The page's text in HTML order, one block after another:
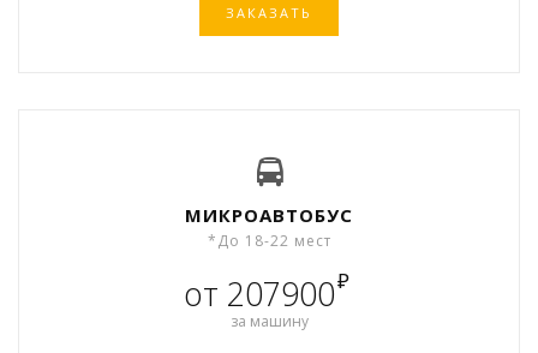
ЗАКАЗАТЬ
МИКРОАВТОБУС
*До 18-22 мест
от 207900₽
за машину